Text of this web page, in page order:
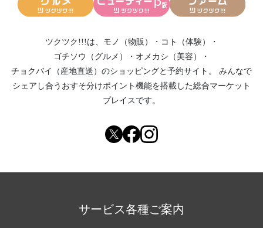
ツクツク!!!は、 モノ（物販） ・ コト（体験）
・
ゴチソウ（グルメ）
・ オメカシ（美容）
・
チョクバイ（産地直送） のショッピングと予約サイト。
みんなで
シェアし合う おすそ分けポイント機能を搭載した総合マーケット
プレイスです。
サービス各種ご案内